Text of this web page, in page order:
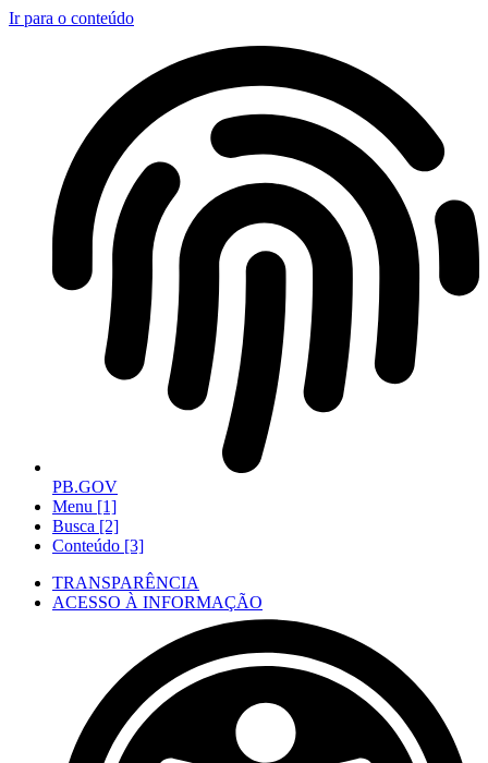
Ir para o conteúdo
PB.GOV
Menu [1]
Busca [2]
Conteúdo [3]
TRANSPARÊNCIA
ACESSO À INFORMAÇÃO